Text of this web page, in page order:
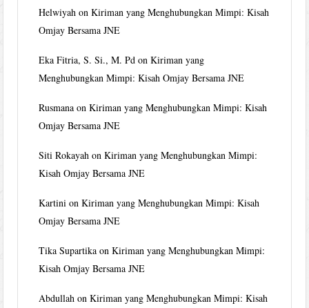
Helwiyah onKiriman yang Menghubungkan Mimpi: Kisah
Omjay Bersama JNE
Eka Fitria, S. Si., M. Pd onKiriman yang
Menghubungkan Mimpi: Kisah Omjay Bersama JNE
Rusmana onKiriman yang Menghubungkan Mimpi: Kisah
Omjay Bersama JNE
Siti Rokayah onKiriman yang Menghubungkan Mimpi:
Kisah Omjay Bersama JNE
Kartini onKiriman yang Menghubungkan Mimpi: Kisah
Omjay Bersama JNE
Tika Supartika onKiriman yang Menghubungkan Mimpi:
Kisah Omjay Bersama JNE
Abdullah onKiriman yang Menghubungkan Mimpi: Kisah